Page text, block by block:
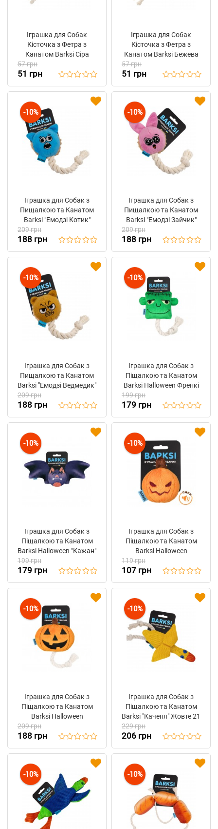
Іграшка для Собак
Кісточка з Фетра з
Канатом Barksi Сіра
57 грн
51 грн
Іграшка для Собак
Кісточка з Фетра з
Канатом Barksi Бежева
57 грн
51 грн
-10%
Іграшка для Собак з
Пищалкою та Канатом
Barksi "Емодзі Котик"
Блакитний 8 х 7 см
209 грн
188 грн
-10%
Іграшка для Собак з
Пищалкою та Канатом
Barksi "Емодзі Зайчик"
Рожевий 11 х 7 см
209 грн
188 грн
-10%
Іграшка для Собак з
Пищалкою та Канатом
Barksi "Емодзі Ведмедик"
Коричневий 8 х 7 см
209 грн
188 грн
-10%
Іграшка для Собак з
Піщалкою та Канатом
Barksi Halloween Френкі
199 грн
179 грн
-10%
Іграшка для Собак з
Піщалкою та Канатом
Barksi Halloween "Кажан"
199 грн
179 грн
-10%
Іграшка для Собак з
Піщалкою та Канатом
Barksi Halloween
"Гарбузик"
119 грн
107 грн
-10%
Іграшка для Собак з
Піщалкою та Канатом
Barksi Halloween
209 грн
188 грн
-10%
Іграшка для Собак з
Піщалкою та Канатом
Barksi "Каченя" Жовте 21
229 грн
206 грн
-10% -10%